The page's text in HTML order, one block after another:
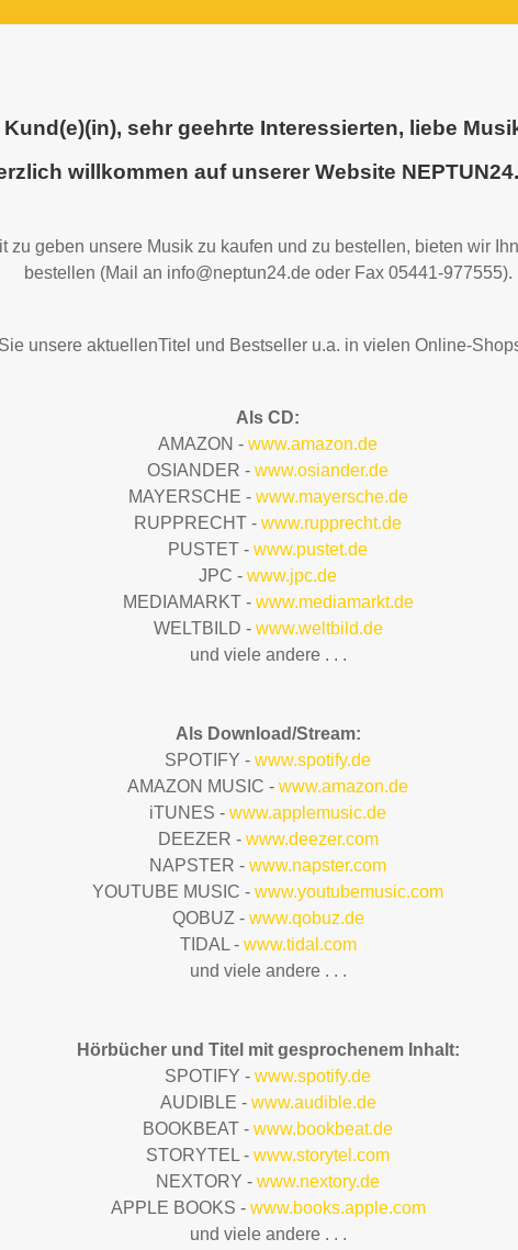
sehr geehrte Interessierten, liebe
willkommen auf unserer Website
zu geben unsere Musik zu kaufen und zu bestellen, bieten wir
bestellen (Mail an info@neptun24.deoder Fax 05441-977555).
unsere aktuellenTitel und Bestseller u.a. in vielen Online-
Als CD:
AMAZON - www.amazon.de
OSIANDER - www.osiander.de
MAYERSCHE - www.mayersche.de
RUPPRECHT - www.rupprecht.de
PUSTET - www.pustet.de
JPC - www.jpc.de
MEDIAMARKT - www.mediamarkt.de
WELTBILD - www.weltbild.de
und viele andere . . .
Als Download/Stream:
SPOTIFY - www.spotify.de
AMAZON MUSIC - www.amazon.de
iTUNES - www.applemusic.de
DEEZER - www.deezer.com
NAPSTER - www.napster.com
YOUTUBE MUSIC - www.youtubemusic.com
QOBUZ - www.qobuz.de
TIDAL - www.tidal.com
und viele andere . . .
Hörbücher und Titel mit gesprochenem Inhalt:
SPOTIFY - www.spotify.de
AUDIBLE - www.audible.de
BOOKBEAT - www.bookbeat.de
STORYTEL - www.storytel.com
NEXTORY - www.nextory.de
APPLE BOOKS - www.books.apple.com
und viele andere . . .